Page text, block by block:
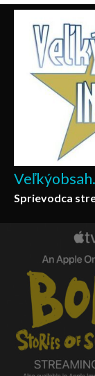
Skip
content
Sprievodca